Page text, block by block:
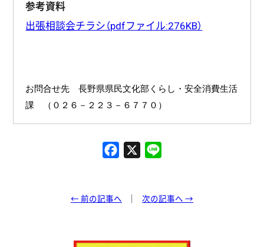
参考資料
出張相談会チラシ（pdfファイル:276KB）
お問合せ先 長野県県民文化部くらし・安全消費生活
課 （０２６－２２３－６７７０）
e
e
← 前の記事へ 次の記事へ →